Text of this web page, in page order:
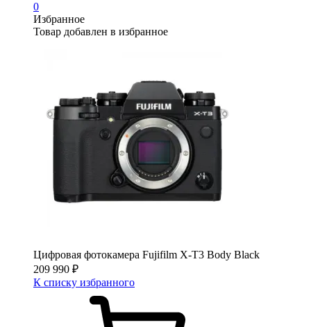
0
Избранное
Товар добавлен в избранное
Цифровая фотокамера Fujifilm X-T3 Body Black
209 990 ₽
К списку избранного